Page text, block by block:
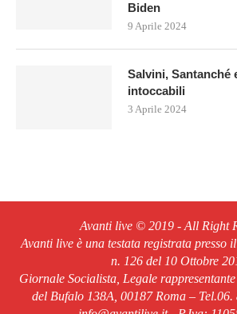
Biden
9 Aprile 2024
Salvini, Santanché
intoccabili
3 Aprile 2024
Avanti live © 2019 - All Right
Avanti live è una testata registrata presso
n. 126 del 10 Ottobre
Giornale Socialista, Legale
del Bufalo 138A, 00187 Roma –